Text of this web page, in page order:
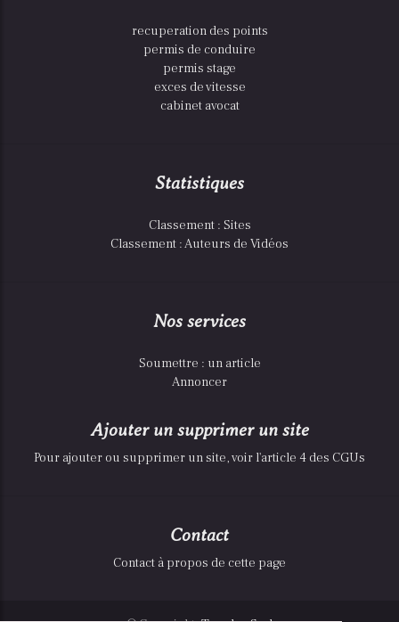
recuperation des points
permis de conduire
permis stage
exces de vitesse
cabinet avocat
Statistiques
Classement : Sites
Classement : Auteurs de Vidéos
Nos services
Soumettre : un article
Annoncer
Ajouter un supprimer un site
Pour ajouter ou supprimer un site, voir l'article 4 des CGUs
Contact
Contact à propos de cette page